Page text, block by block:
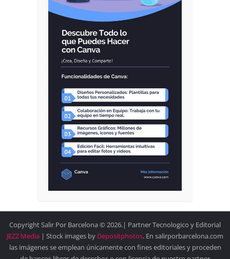
Copyright Salir Por Barcelona © 2026.| Partner Tecnologico y Editorial
JEZZ Media | Stock images by Depositphotos. En salirporbarcelona.com
las imágenes se emplean únicamente con fines editoriales y proceden